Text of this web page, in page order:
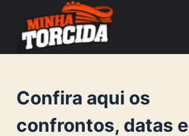
o
o
Confira aqui os
confrontos, datas e